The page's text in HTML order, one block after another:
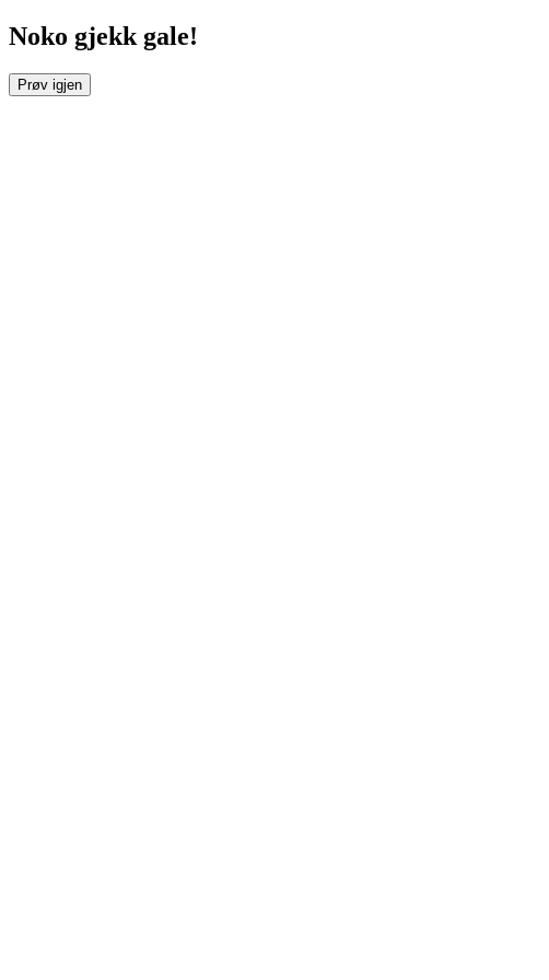
Noko gjekk gale!
Prøv igjen